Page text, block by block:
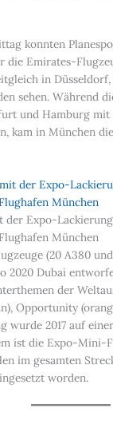
konnten
die Emirates-
in
sehen. Während
und Hamburg mit
kam in München
der Expo-
München
(20 A380
2020 Dubai
der
Opportunity
wurde 2017 auf
ist die Expo-Mini-
im gesamten
worden.